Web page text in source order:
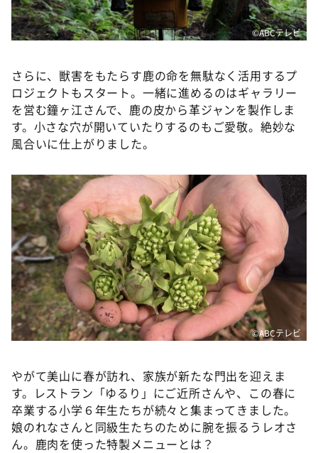
©ABCテレビ
さらに、獣害をもたらす鹿の命を無駄なく活用するプ
ロジェクトもスタート。一緒に進めるのはギャラリー
を営む鐘ヶ江さんで、鹿の皮から革ジャンを製作しま
す。小さな穴が開いていたりするのもご愛敬。絶妙な
風合いに仕上がりました。
©ABCテレビ
やがて美山に春が訪れ、家族が新たな門出を迎えま
す。レストラン「ゆるり」にご近所さんや、この春に
卒業する小学６年生たちが続々と集まってきました。
娘のれなさんと同級生たちのために腕を振るうレオさ
ん。鹿肉を使った特製メニューとは？